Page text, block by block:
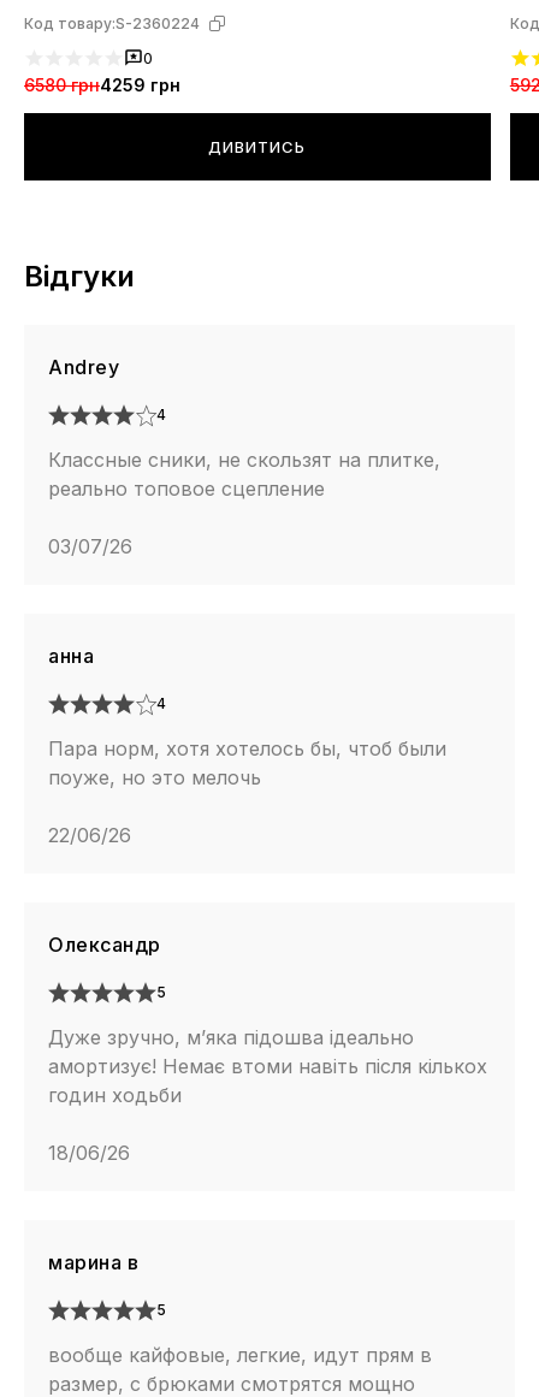
Код товару:S-2360224
0
6580 грн4259 грн
ДИВИТИСЬ
Відгуки
Andrey
4
Классные сники, не скользят на плитке,
реально топовое сцепление
03/07/26
анна
4
Пара норм, хотя хотелось бы, чтоб были
поуже, но это мелочь
22/06/26
Олександр
5
Дуже зручно, м’яка підошва ідеально
амортизує! Немає втоми навіть після кількох
годин ходьби
18/06/26
марина в
5
вообще кайфовые, легкие, идут прям в
размер, с брюками смотрятся мощно